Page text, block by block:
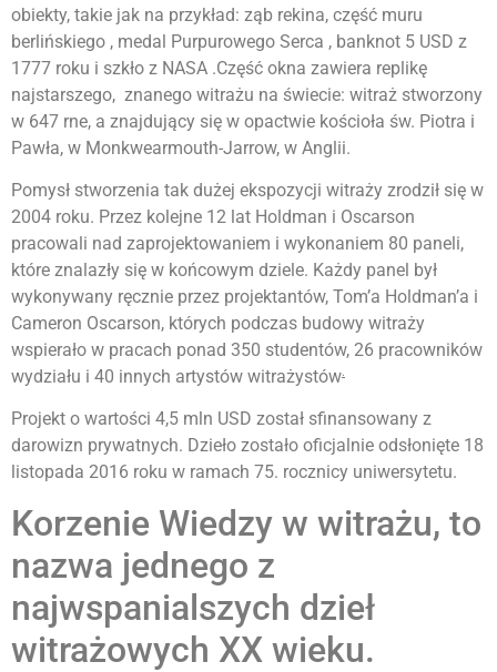
obiekty, takie jak na przykład: ząb rekina, część muru
berlińskiego , medal Purpurowego Serca , banknot 5 USD z
1777 roku i szkło z NASA .Część okna zawiera replikę
najstarszego, znanego witrażu na świecie: witraż stworzony
w 647 rne, a znajdujący się w opactwie kościoła św. Piotra i
Pawła, w Monkwearmouth-Jarrow, w Anglii.
Pomysł stworzenia tak dużej ekspozycji witraży zrodził się w
2004 roku. Przez kolejne 12 lat Holdman i Oscarson
pracowali nad zaprojektowaniem i wykonaniem 80 paneli,
które znalazły się w końcowym dziele. Każdy panel był
wykonywany ręcznie przez projektantów, Tom’a Holdman’a i
Cameron Oscarson, których podczas budowy witraży
wspierało w pracach ponad 350 studentów, 26 pracowników
wydziału i 40 innych artystów witrażystów.
Projekt o wartości 4,5 mln USD został sfinansowany z
darowizn prywatnych. Dzieło zostało oficjalnie odsłonięte 18
listopada 2016 roku w ramach 75. rocznicy uniwersytetu.
Korzenie Wiedzy w witrażu, to
nazwa jednego z
najwspanialszych dzieł
witrażowych XX wieku.